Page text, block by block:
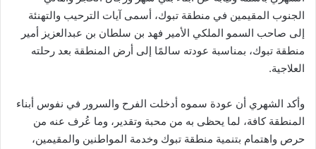
الجنوب المقيمين في منطقة تبوك، أسمى آيات الترحيب والتهنئة
إلى صاحب السمو الملكي الأمير فهد بن سلطان بن عبدالعزيز أمير
منطقة تبوك، بمناسبة عودته سالمًا إلى أرض المنطقة بعد رحلته
العلاجية.
وأكد الشهري أن عودة سموه أدخلت الفرح والسرور في نفوس أبناء
المنطقة كافة، لما يحظى به من محبة وتقدير، وما عُرف عنه من
حرص واهتمام بتنمية منطقة تبوك وخدمة المواطنين والمقيمين،